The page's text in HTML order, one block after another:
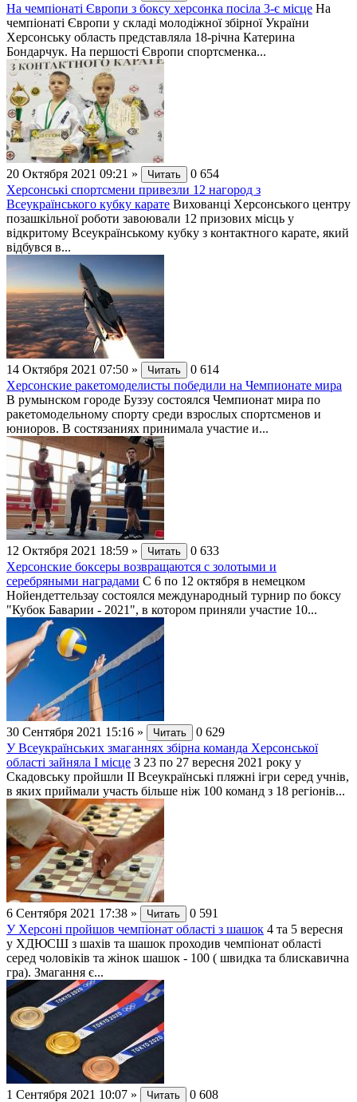
На чемпіонаті Європи з боксу херсонка посіла 3-є місце На
чемпіонаті Європи у складі молодіжної збірної України
Херсонську область представляла 18-річна Катерина
Бондарчук. На першості Європи спортсменка...
20 Октября 2021 09:21 » Читать 0 654
Херсонські спортсмени привезли 12 нагород з
Всеукраїнського кубку карате Вихованці Херсонського центру
позашкільної роботи завоювали 12 призових місць у
відкритому Всеукраїнському кубку з контактного карате, який
відбувся в...
14 Октября 2021 07:50 » Читать 0 614
Херсонские ракетомоделисты победили на Чемпионате мира
В румынском городе Бузэу состоялся Чемпионат мира по
ракетомодельному спорту среди взрослых спортсменов и
юниоров. В состязаниях принимала участие и...
12 Октября 2021 18:59 » Читать 0 633
Херсонские боксеры возвращаются с золотыми и
серебряными наградами С 6 по 12 октября в немецком
Нойендеттельзау состоялся международный турнир по боксу
"Кубок Баварии - 2021", в котором приняли участие 10...
30 Сентября 2021 15:16 » Читать 0 629
У Всеукраїнських змаганнях збірна команда Херсонської
області зайняла І місце З 23 по 27 вересня 2021 року у
Скадовську пройшли ІІ Всеукраїнські пляжні ігри серед учнів,
в яких приймали участь більше ніж 100 команд з 18 регіонів...
6 Сентября 2021 17:38 » Читать 0 591
У Херсоні пройшов чемпіонат області з шашок 4 та 5 вересня
у ХДЮСШ з шахів та шашок проходив чемпіонат області
серед чоловіків та жінок шашок - 100 ( швидка та блискавична
гра). Змагання є...
1 Сентября 2021 10:07 » Читать 0 608